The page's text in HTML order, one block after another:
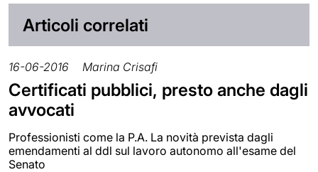
Articoli correlati
16-06-2016 Marina Crisafi
Certificati pubblici, presto anche dagli
avvocati
Professionisti come la P.A. La novità prevista dagli
emendamenti al ddl sul lavoro autonomo all'esame del
Senato